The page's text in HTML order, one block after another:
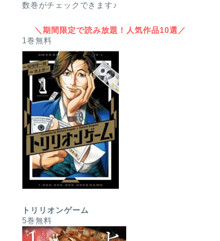
数巻がチェックできます♪
＼期間限定で読み放題！人気作品10選／
1巻無料
トリリオンゲーム
5巻無料